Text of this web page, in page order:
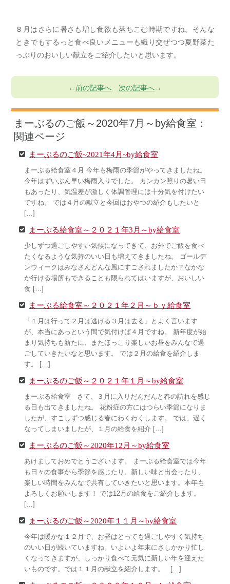
８月はさらに暑さも増し食欲も落ちこむ時期ですね。そんな
ときでもするっと食べ良いメニューも織り交ぜつつ夏野菜た
っぷりのおいしい献立をご紹介したいと思います。
←前の記事へ 次の記事へ→
まーぶるのご飯～2020年7月～by給食室：
関連ページ
まーぶるのご飯~2021年4月~by給食室
まーぶる給食室４月 今年も梅雨の季節がやってきましたね。
今年はずいぶん早い梅雨入りでした。 カンカン照りの暑い日
もあったり、気温差が激しく体調管理には十分気を付けたい
ですね。 では４月の献立と今回はおやつの紹介もしたいと
[…]
まーぶる給食室～２０２１年3月～by給食室
少しずつ過ごしやすい気候になってきて、お外でご飯を食べ
たくなるような気持のいい日も増えてきましたね。 ゴールデ
ンウィークはみなさんどんな風にすごされましたか？なかな
か行ける場所もできることも限られてはいますが、おいしい
食 […]
まーぶる給食室～２０２１年２月～ｂｙ給食室
「１月は行って２月は逃げる３月は去る」とよく言います
が、本当にあっという間で気付けば４月ですね。 新年度が始
まり気持ちも新たに、またほっこり楽しいお昼をみんなで過
ごしていきたいなと思います。 では２月の給食を紹介しま
す。 […]
まーぶるのご飯～２０２１年１月～by給食室
まーぶる給食室 さて、３月に入りだんだんと春の訪れを感じ
る日も出てきましたね。 花粉症の方にはつらい季節になりま
したが、すこしずつ感じる春にわくわくします。 では、遅く
なってしまいましたが、１月の給食を紹介 […]
まーぶるのご飯～2020年12月～by給食室
あけましておめでとうございます。 まーぶる給食室では今年
も日々の食事から季節を感じたり、新しい味と出会ったり、
楽しい時間をみんなで共有していきたいと思います。本年も
よろしくお願いします！ では12月の給食をご紹介します。
[…]
まーぶるのご飯～2020年１１月～by給食室
今年は暖かな１２月で、お昼はとっても過ごしやすく気持ち
のいい日が続いていますね。いよいよ年末にさしかかり忙し
くなってきますが、しっかり食べて元気に新しい年を迎えた
いものです。では１１月の献立を紹介します。 […]